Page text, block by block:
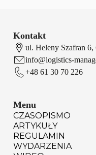
Kontakt
ul. Heleny Szafran 6,
info@logistics-
+48 61 30 70 226
Menu
CZASOPISMO
ARTYKUŁY
REGULAMIN
WYDARZENIA